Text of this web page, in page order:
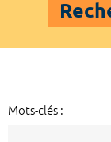
Mots-clés :